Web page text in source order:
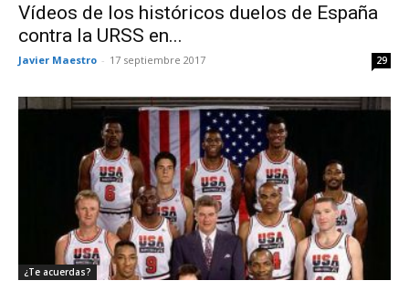
Vídeos de los históricos duelos de España
contra la URSS en...
Javier Maestro - 17 septiembre 2017 29
¿Te acuerdas?